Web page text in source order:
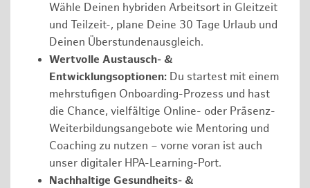
Wähle Deinen hybriden Arbeitsort in Gleitzeit
und Teilzeit-, plane Deine 30 Tage Urlaub und
Deinen Überstundenausgleich.
Wertvolle Austausch- &
Entwicklungsoptionen: Du startest mit einem
mehrstufigen Onboarding-Prozess und hast
die Chance, vielfältige Online- oder Präsenz-
Weiterbildungsangebote wie Mentoring und
Coaching zu nutzen – vorne voran ist auch
unser digitaler HPA-Learning-Port.
Nachhaltige Gesundheits- &